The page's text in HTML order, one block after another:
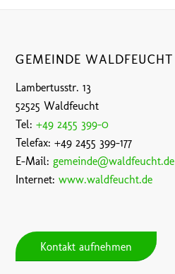
GEMEINDE WALDFEUCHT
Lambertusstr. 13
52525 Waldfeucht
Tel:+49 2455 399-0
Telefax: +49 2455 399-177
E-Mail: gemeinde@waldfeucht.de
Internet:www.waldfeucht.de
Kontakt aufnehmen